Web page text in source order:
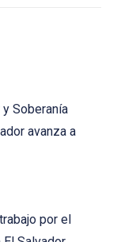
Soberanía
avanza a
por el